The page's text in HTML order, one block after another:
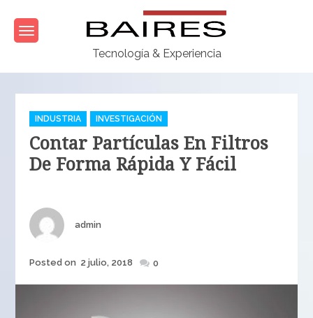
content
Tecnología & Experiencia
Categories
INDUSTRIA INVESTIGACIÓN
Contar Partículas En Filtros
De Forma Rápida Y Fácil
Author
admin
Posted
Posted on 2 julio, 2018 0